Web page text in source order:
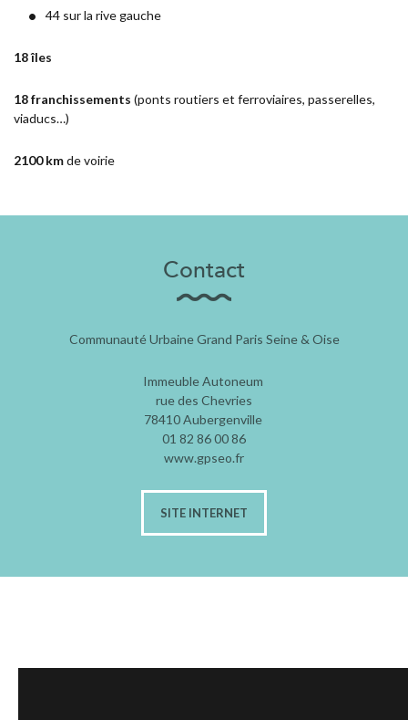
44 sur la rive gauche
18 îles
18 franchissements (ponts routiers et ferroviaires, passerelles,
viaducs…)
2100 kmde voirie
Contact
Communauté Urbaine Grand Paris Seine & Oise
Immeuble Autoneum
rue des Chevries
78410 Aubergenville
01 82 86 00 86
www.gpseo.fr
SITE INTERNET